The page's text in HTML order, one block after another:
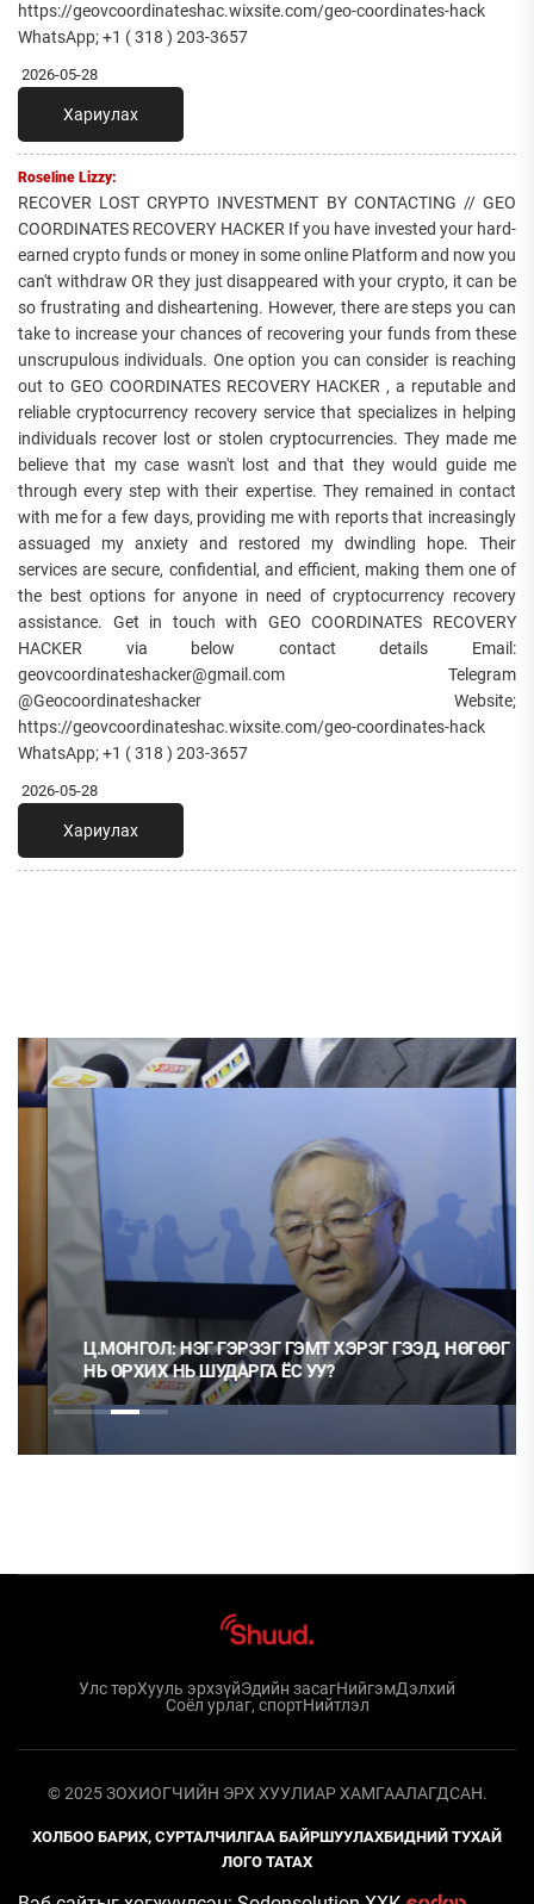
https://geovcoordinateshac.wixsite.com/geo-coordinates-hack
WhatsApp; +1 ( 318 ) 203-3657
2026-05-28
Хариулах
Roseline Lizzy:
RECOVER LOST CRYPTO INVESTMENT BY CONTACTING // GEO
COORDINATES RECOVERY HACKER If you have invested your hard-
earned crypto funds or money in some online Platform and now you
can't withdraw OR they just disappeared with your crypto, it can be
so frustrating and disheartening. However, there are steps you can
take to increase your chances of recovering your funds from these
unscrupulous individuals. One option you can consider is reaching
out to GEO COORDINATES RECOVERY HACKER , a reputable and
reliable cryptocurrency recovery service that specializes in helping
individuals recover lost or stolen cryptocurrencies. They made me
believe that my case wasn't lost and that they would guide me
through every step with their expertise. They remained in contact
with me for a few days, providing me with reports that increasingly
assuaged my anxiety and restored my dwindling hope. Their
services are secure, confidential, and efficient, making them one of
the best options for anyone in need of cryptocurrency recovery
assistance. Get in touch with GEO COORDINATES RECOVERY
HACKER via below contact details Email:
geovcoordinateshacker@gmail.com Telegram
@Geocoordinateshacker Website;
https://geovcoordinateshac.wixsite.com/geo-coordinates-hack
WhatsApp; +1 ( 318 ) 203-3657
2026-05-28
Хариулах
Ц.МОНГОЛ: НЭГ ГЭРЭЭГ ГЭМТ ХЭРЭГ ГЭЭД, НӨГӨӨГ
НЬ ОРХИХ НЬ ШУДАРГА ЁС УУ?
Улс төрХууль эрхзүйЭдийн засагНийгэмДэлхий
Соёл урлаг, спортНийтлэл
© 2025 ЗОХИОГЧИЙН ЭРХ ХУУЛИАР ХАМГААЛАГДСАН.
ХОЛБОО БАРИХ, СУРТАЛЧИЛГАА БАЙРШУУЛАХБИДНИЙ ТУХАЙ
ЛОГО ТАТАХ